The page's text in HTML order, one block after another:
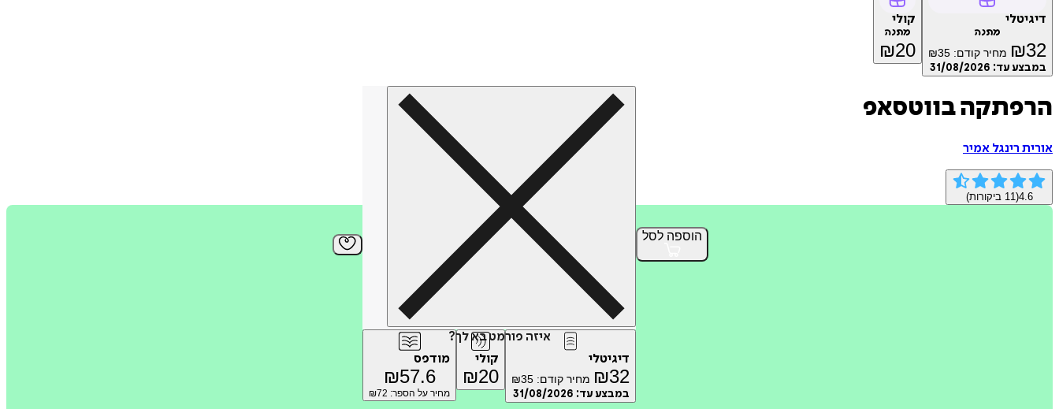
דיגיטלי
מתנה
₪32 מחיר קודם: ₪35
במבצע עד: 31/08/2026
קולי
מתנה
₪20
הוספה לסל
איזה פורמט בא לך?
דיגיטלי
₪32 מחיר קודם: ₪35
במבצע עד: 31/08/2026
קולי
₪20
מודפס
₪57.6
מחיר על הספר: ₪ 72
הרפתקה בווטסאפ
אורית רינגל אמיר
4.6
(
11 ביקורות)